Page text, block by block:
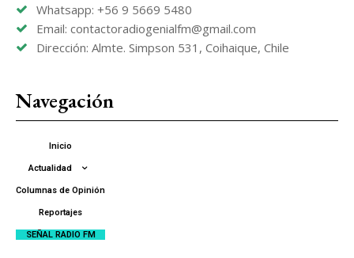
Whatsapp: +56 9 5669 5480
Email: contactoradiogenialfm@gmail.com
Dirección: Almte. Simpson 531, Coihaique, Chile
Navegación
Inicio
Actualidad
Columnas de Opinión
Reportajes
SEÑAL RADIO FM